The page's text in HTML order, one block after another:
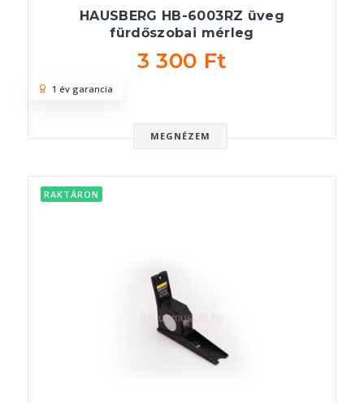
HAUSBERG HB-6003RZ üveg
fürdőszobai mérleg
3 300 Ft
MEGNÉZEM
1 év garancia
RAKTÁRON